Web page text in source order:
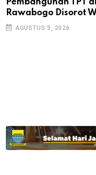
Pembangunan TPT
Rawabogo Disorot
AGUSTUS 5, 2026